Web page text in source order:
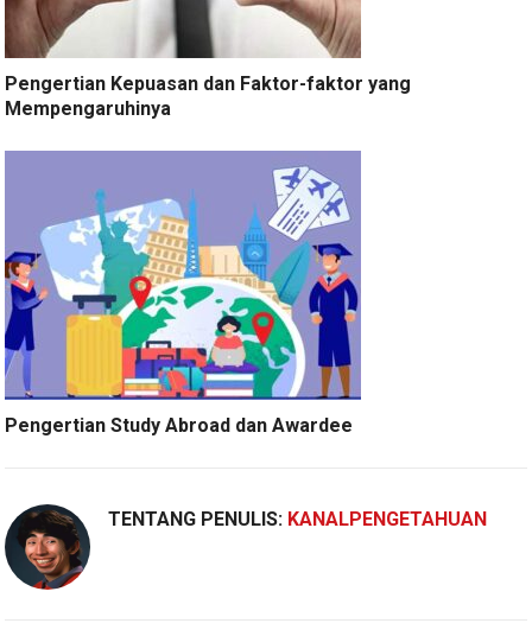
Pengertian Kepuasan dan Faktor-faktor yang
Mempengaruhinya
Pengertian Study Abroad dan Awardee
TENTANG PENULIS: KANALPENGETAHUAN